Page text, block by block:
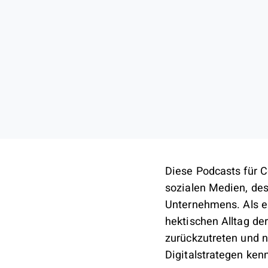
Diese Podcasts für
sozialen Medien,
Unternehmens. Als
hektischen Alltag
zurückzutreten und
Digitalstrategen